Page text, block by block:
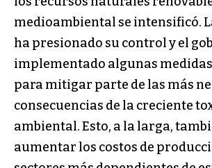
medioambiental se intensificó.
ha presionado su control y el
implementado algunas
para mitigar parte de las más
consecuencias de la creciente
ambiental. Esto, a la larga,
aumentar los costos de